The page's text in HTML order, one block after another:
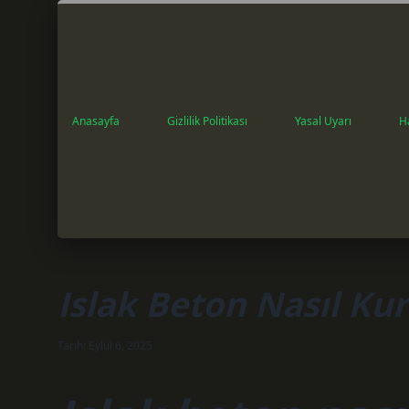
Anasayfa Gizlilik Politikası Yasal Uyarı
Islak Beton Nasıl
Tarih: Eylül 6, 2025